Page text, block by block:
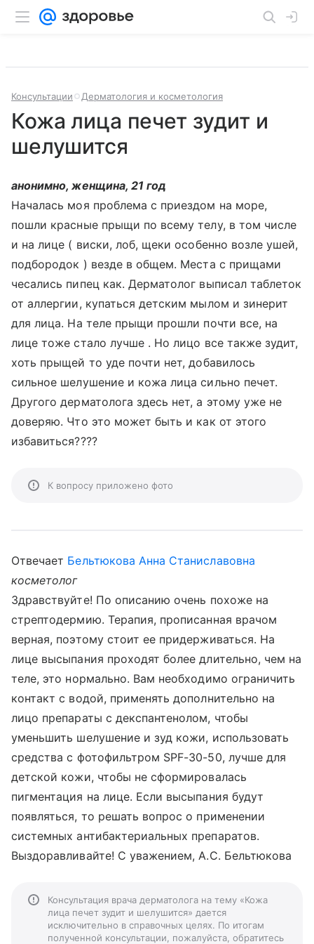
Консультации Дерматология и косметология
Кожа лица печет зудит и
шелушится
анонимно, женщина, 21 год
Началась моя проблема с приездом на море,
пошли красные прыщи по всему телу, в том числе
и на лице ( виски, лоб, щеки особенно возле ушей,
подбородок ) везде в общем. Места с прищами
чесались пипец как. Дерматолог выписал таблеток
от аллергии, купаться детским мылом и зинерит
для лица. На теле прыщи прошли почти все, на
лице тоже стало лучше . Но лицо все также зудит,
хоть прыщей то уде почти нет, добавилось
сильное шелушение и кожа лица сильно печет.
Другого дерматолога здесь нет, а этому уже не
доверяю. Что это может быть и как от этого
избавиться????
К вопросу приложено фото
Отвечает Бельтюкова Анна Станиславовна
косметолог
Здравствуйте! По описанию очень похоже на
стрептодермию. Терапия, прописанная врачом
верная, поэтому стоит ее придерживаться. На
лице высыпания проходят более длительно, чем на
теле, это нормально. Вам необходимо ограничить
контакт с водой, применять дополнительно на
лицо препараты с декспантенолом, чтобы
уменьшить шелушение и зуд кожи, использовать
средства с фотофильтром SPF-30-50, лучше для
детской кожи, чтобы не сформировалась
пигментация на лице. Если высыпания будут
появляться, то решать вопрос о применении
системных антибактериальных препаратов.
Выздоравливайте! С уважением, А.С. Бельтюкова
Консультация врача дерматолога на тему «Кожа
лица печет зудит и шелушится» дается
исключительно в справочных целях. По итогам
полученной консультации, пожалуйста, обратитесь